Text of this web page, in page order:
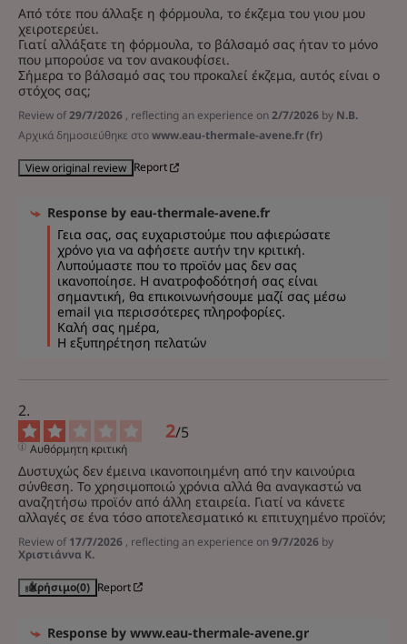
Από τότε που άλλαξε η φόρμουλα, το έκζεμα του γιου μου
χειροτερεύει.
Γιατί αλλάξατε τη φόρμουλα, το βάλσαμό σας ήταν το μόνο
που μπορούσε να τον ανακουφίσει.
Σήμερα το βάλσαμό σας του προκαλεί έκζεμα, αυτός είναι ο
στόχος σας;
Review of29/7/2026 , reflecting an experience on2/7/2026 by N.B.
Αρχικά δημοσιεύθηκε στοwww.eau-thermale-avene.fr (fr)
View original review Report
Response by eau-thermale-avene.fr
Γεια σας, σας ευχαριστούμε που αφιερώσατε
χρόνο για να αφήσετε αυτήν την κριτική.
Λυπούμαστε που το προϊόν μας δεν σας
ικανοποίησε. Η ανατροφοδότησή σας είναι
σημαντική, θα επικοινωνήσουμε μαζί σας μέσω
email για περισσότερες πληροφορίες.
Καλή σας ημέρα,
Η εξυπηρέτηση πελατών
2/5
Αυθόρμητη κριτική
Δυστυχώς δεν έμεινα ικανοποιημένη από την καινούρια
σύνθεση. Το χρησιμοποιώ χρόνια αλλά θα αναγκαστώ να
αναζητήσω προϊόν από άλλη εταιρεία. Γιατί να κάνετε
αλλαγές σε ένα τόσο αποτελεσματικό κι επιτυχημένο προϊόν;
Review of17/7/2026 , reflecting an experience on9/7/2026 by
Χριστιάννα Κ.
Χρήσιμο(0) Report
Response by www.eau-thermale-avene.gr